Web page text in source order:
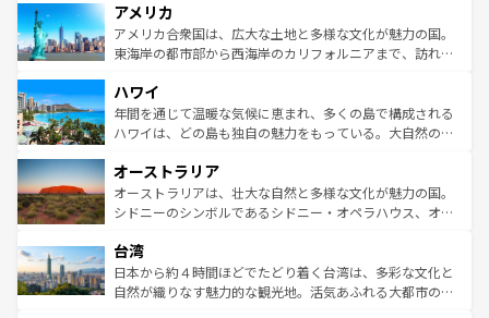
ンツ一覧を参照してほしい。
の建物がそのまま残る町や、スイスならではのユニークな
博物館もあり、アルプス観光だけでなく町歩きも満喫する
ことができる。国民の所得が高いため物価も高いが、旅行
ば市内交通費無料で観光を楽しむこともできる。 なお、新
着のスイス情報はコンテンツ一覧 を参照してほしい。
アメリカ
アメリカ合衆国は、広大な土地と多様な文化が魅力の国。
東海岸の都市部から西海岸のカリフォルニアまで、訪れる
のような巨大都市は、観光、ショッピング、エンターテイ
ンメントが詰まった刺激的なスポットだ。一方、アメリカ
西部には大自然が広がり、グランドキャニオンやイエロー
部のニューオーリンズでは、音楽と美食が融合した独特の
文化が魅力。旅行者はアメリカの各地域で異なる魅力を楽
しみながら、その多様性と豊かな歴史を感じることができ
ならではの贅沢な旅のスタイルだ。 なお、新着のアメリカ
情報はコンテンツ一覧を参照してほしい。
ハワイ
年間を通じて温暖な気候に恵まれ、多くの島で構成される
ハワイは、どの島も独自の魅力をもっている。大自然の神
ワイ島は見逃せない。また、定番の観光地といえばオアフ
島だが、静かな自然を求めるならマウイ島やカウアイ島が
おすすめ。エメラルドグリーンに輝く海をはじめ、豊かな
れるおもてなしの心で訪れる人々を迎えてくれるハワイの
人々、おいしいローカルフードやハワイアンミュージッ
ク、伝統的なフラダンスなど、すべてがハワイの魅力を彩
オーストラリア
オーストラリアは、壮大な自然と多様な文化が魅力の国。
シドニーのシンボルであるシドニー・オペラハウス、オー
リアリーフや大陸中央部にそびえるウルル（エアーズロッ
ク）、タスマニアの美しい原生林やケアンズの熱帯雨林な
ど、見どころがたくさん。また、カフェやワイン、オージ
台湾
日本から約４時間ほどでたどり着く台湾は、多彩な文化と
自然が織りなす魅力的な観光地。活気あふれる大都市の台